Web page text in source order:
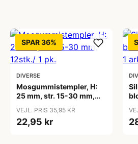
SPAR 36%
DIVERSE
Mosgummistempler, H:
25 mm, str. 15-30 mm,
VEJL. PRIS 35,95 KR
22,95 kr